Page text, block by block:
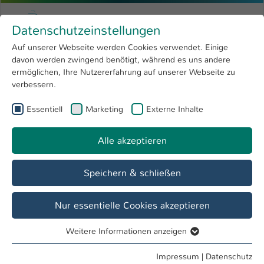
Menu
Forschung 4
Open submenu
Hochschule
International
Zum Hauptinhalt springen
Hochschule Kaiserslautern
Sie sind hier:
International Office
International Office
Ins Ausland Aus dem Ausland
Datenschutzeinstellungen
Auf unserer Webseite werden Cookies verwendet. Einige
davon werden zwingend benötigt, während es uns andere
ermöglichen, Ihre Nutzererfahrung auf unserer Webseite zu
verbessern.
Essentiell Marketing Externe Inhalte
Alle akzeptieren
Speichern & schließen
Nur essentielle Cookies akzeptieren
Essentielle Cookies werden für grundlegende Funktionen
Weitere Informationen anzeigen
Impressum | Datenschutz